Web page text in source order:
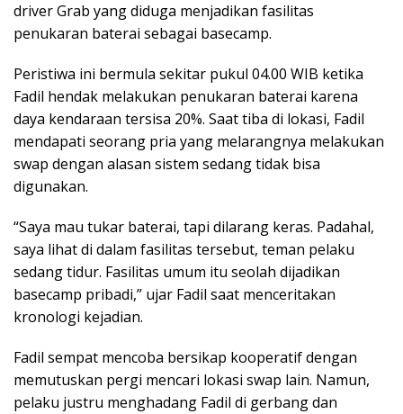
driver Grab yang diduga menjadikan fasilitas
penukaran baterai sebagai basecamp.
Peristiwa ini bermula sekitar pukul 04.00 WIB ketika
Fadil hendak melakukan penukaran baterai karena
daya kendaraan tersisa 20%. Saat tiba di lokasi, Fadil
mendapati seorang pria yang melarangnya melakukan
swap dengan alasan sistem sedang tidak bisa
digunakan.
“Saya mau tukar baterai, tapi dilarang keras. Padahal,
saya lihat di dalam fasilitas tersebut, teman pelaku
sedang tidur. Fasilitas umum itu seolah dijadikan
basecamp pribadi,” ujar Fadil saat menceritakan
kronologi kejadian.
Fadil sempat mencoba bersikap kooperatif dengan
memutuskan pergi mencari lokasi swap lain. Namun,
pelaku justru menghadang Fadil di gerbang dan